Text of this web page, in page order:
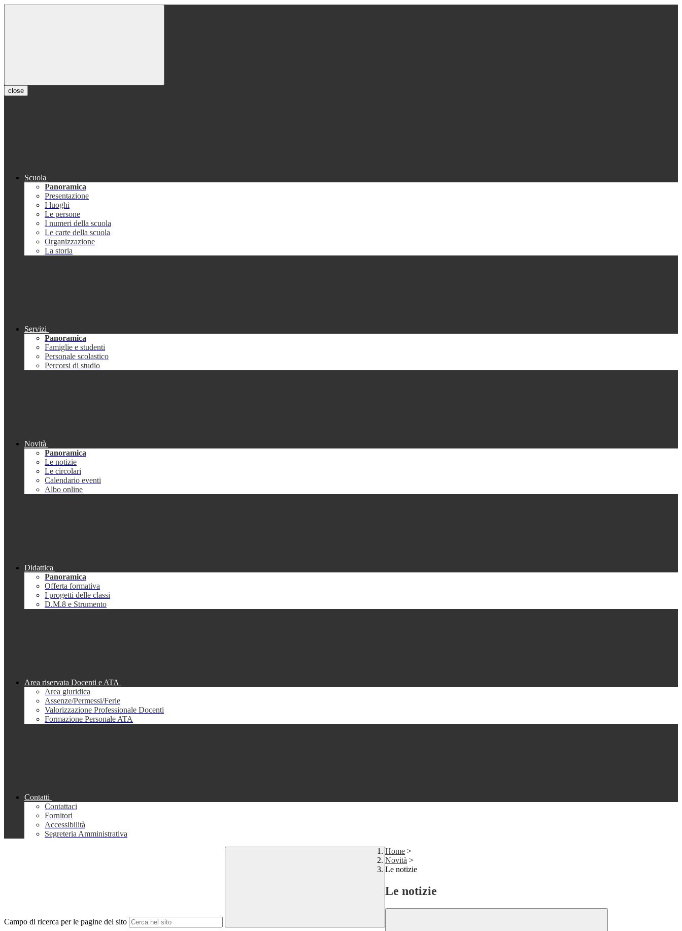
close
Scuola
Panoramica
Presentazione
I luoghi
Le persone
I numeri della scuola
Le carte della scuola
Organizzazione
La storia
Servizi
Panoramica
Famiglie e studenti
Personale scolastico
Percorsi di studio
Novità
Panoramica
Le notizie
Le circolari
Calendario eventi
Albo online
Didattica
Panoramica
Offerta formativa
I progetti delle classi
D.M.8 e Strumento
Area riservata Docenti e ATA
Area giuridica
Assenze/Permessi/Ferie
Valorizzazione Professionale Docenti
Formazione Personale ATA
Contatti
Contattaci
Fornitori
Accessibilità
Segreteria Amministrativa
Campo di ricerca per le pagine del sito
Home >
Novità >
Le notizie
Le notizie